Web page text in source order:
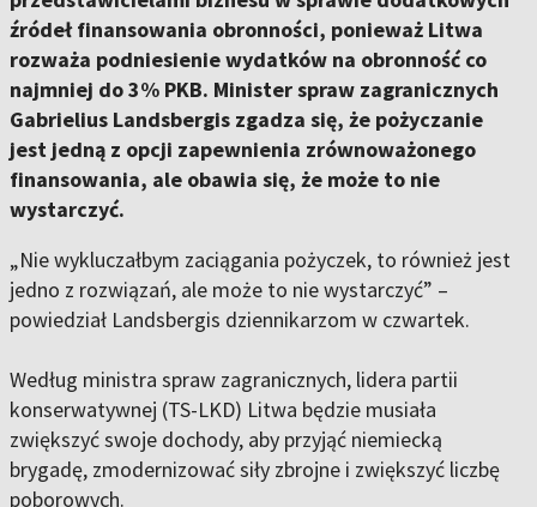
źródeł finansowania obronności, ponieważ Litwa
rozważa podniesienie wydatków na obronność co
najmniej do 3% PKB. Minister spraw zagranicznych
Gabrielius Landsbergis zgadza się, że pożyczanie
jest jedną z opcji zapewnienia zrównoważonego
finansowania, ale obawia się, że może to nie
wystarczyć.
„Nie wykluczałbym zaciągania pożyczek, to również jest
jedno z rozwiązań, ale może to nie wystarczyć” –
powiedział Landsbergis dziennikarzom w czwartek.
Według ministra spraw zagranicznych, lidera partii
konserwatywnej (TS-LKD) Litwa będzie musiała
zwiększyć swoje dochody, aby przyjąć niemiecką
brygadę, zmodernizować siły zbrojne i zwiększyć liczbę
poborowych.